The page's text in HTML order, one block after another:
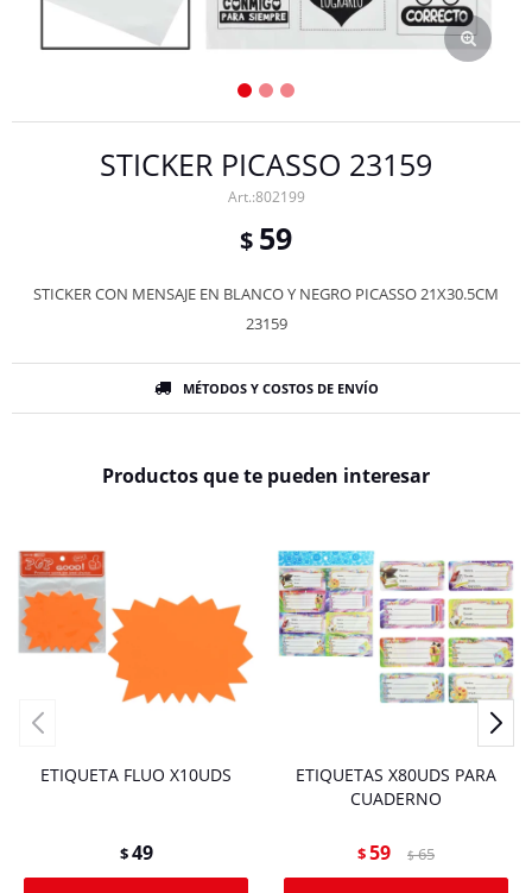
STICKER PICASSO 23159
802199
$ 59
STICKER CON MENSAJE EN BLANCO Y NEGRO PICASSO 21X30.5CM
23159
MÉTODOS Y COSTOS DE ENVÍO
Productos que te pueden interesar
ETIQUETA FLUO X10UDS
$49
ETIQUETAS X80UDS PARA
CUADERNO
$59 $ 65